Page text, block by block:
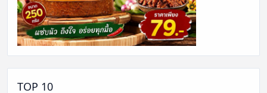
TOP 10